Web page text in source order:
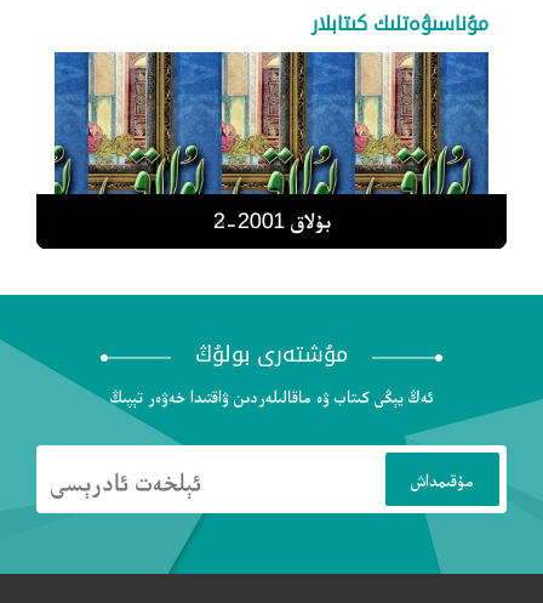
مۇناسىۋەتلىك كىتابلار
بۇلاق 2001-6
بۇلاق 2001-5
بۇلاق 2001-4
بۇلاق 2001-3
بۇلاق 2001-2
مۇشتەرى بولۇڭ
ئەڭ يېڭى كىتاب ۋە ماقالىلەردىن ۋاقتىدا خەۋەر تېپىڭ